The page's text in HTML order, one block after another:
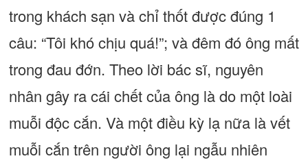
trong khách sạn và chỉ thốt được đúng 1
câu: “Tôi khó chịu quá!”; và đêm đó ông mất
trong đau đớn. Theo lời bác sĩ, nguyên
nhân gây ra cái chết của ông là do một loài
muỗi độc cắn. Và một điều kỳ lạ nữa là vết
muỗi cắn trên người ông lại ngẫu nhiên